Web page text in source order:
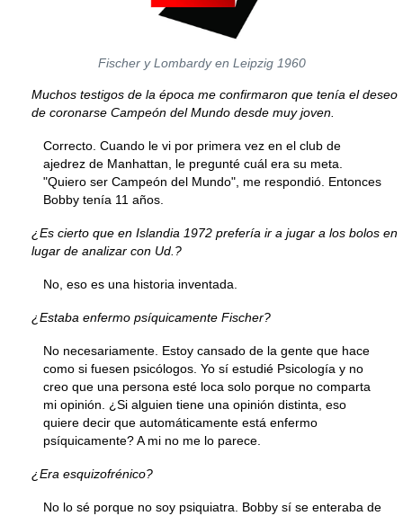
Fischer y Lombardy en Leipzig 1960
Muchos testigos de la época me confirmaron que tenía el deseo
de coronarse Campeón del Mundo desde muy joven.
Correcto. Cuando le vi por primera vez en el club de
ajedrez de Manhattan, le pregunté cuál era su meta.
"Quiero ser Campeón del Mundo", me respondió. Entonces
Bobby tenía 11 años.
¿Es cierto que en Islandia 1972 prefería ir a jugar a los bolos en
lugar de analizar con Ud.?
No, eso es una historia inventada.
¿Estaba enfermo psíquicamente Fischer?
No necesariamente. Estoy cansado de la gente que hace
como si fuesen psicólogos. Yo sí estudié Psicología y no
creo que una persona esté loca solo porque no comparta
mi opinión. ¿Si alguien tiene una opinión distinta, eso
quiere decir que automáticamente está enfermo
psíquicamente? A mi no me lo parece.
¿Era esquizofrénico?
No lo sé porque no soy psiquiatra. Bobby sí se enteraba de